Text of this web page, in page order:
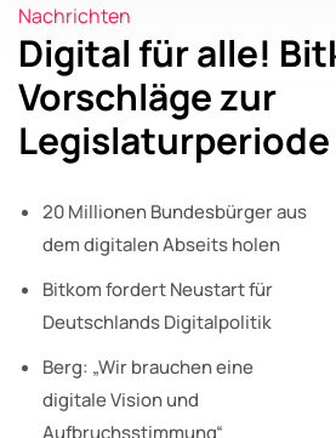
Nachrichten
Digital für alle!
Vorschläge zur
Legislaturperiode
20 Millionen Bundesbürger aus
dem digitalen Abseits holen
Bitkom fordert Neustart für
Deutschlands Digitalpolitik
Berg: „Wir brauchen eine
digitale Vision und
Aufbruchsstimmung“